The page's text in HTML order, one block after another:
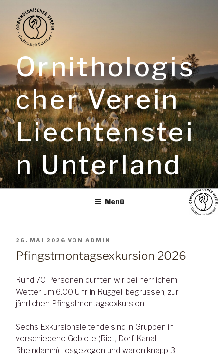
Inhalt
springen
Ornithologis
cher Verein
Liechtenstei
n Unterland
Menü
VERÖFFENTLICHT
AM
26. MAI 2026 VON ADMIN
Pfingstmontagsexkursion 2026
Rund 70 Personen durften wir bei herrlichem
Wetter um 6.00 Uhr in Ruggell begrüssen, zur
jährlichen Pfingstmontagsexkursion.
Sechs Exkursionsleitende sind in Gruppen in
verschiedene Gebiete (Riet, Dorf Kanal-
Rheindamm) losgezogen und waren knapp 3